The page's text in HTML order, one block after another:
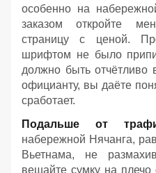
особенно на
заказом откройте
страницу с ценой.
шрифтом не было
должно быть отчётливо
официанту, вы даёте
сработает.
Подальше от
набережной Нячанга,
Вьетнама, не
вешайте сумку на